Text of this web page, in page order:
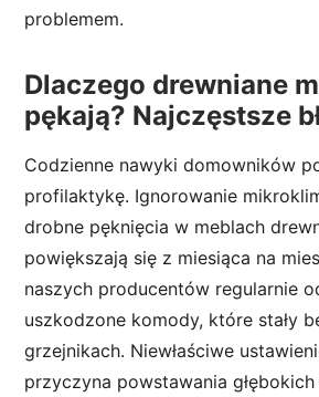
problemem.
Dlaczego drewniane
pękają? Najczęstsze
Codzienne nawyki domowników
profilaktykę. Ignorowanie
drobne pęknięcia w meblach
powiększają się z miesiąca na
naszych producentów regularnie
uszkodzone komody, które stały
grzejnikach. Niewłaściwe
przyczyna powstawania głębokich